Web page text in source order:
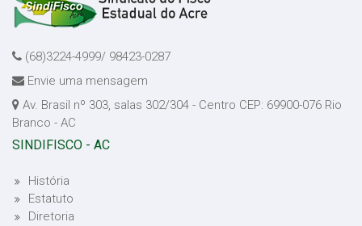
(68)3224-4999/ 98423-0287
Envie uma mensagem
Av. Brasil nº 303, salas 302/304 - Centro CEP: 69900-076 Rio
Branco - AC
SINDIFISCO - AC
História
Estatuto
Diretoria